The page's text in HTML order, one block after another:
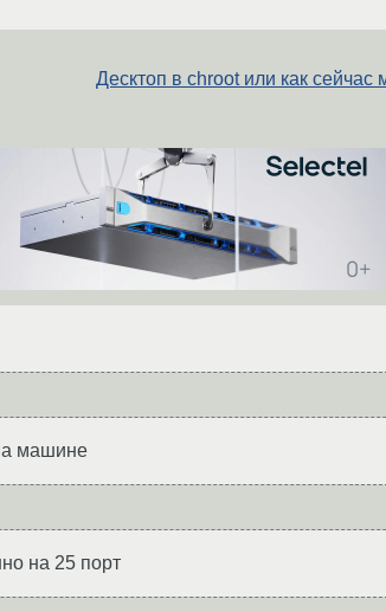
Десктоп в chroot или как сейчас
машине
на 25 порт